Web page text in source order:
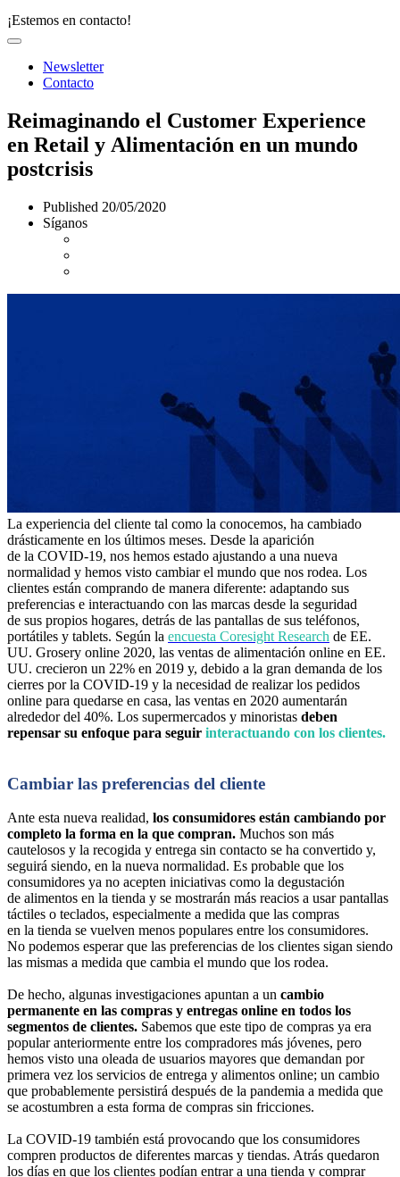
¡Estemos en contacto!
Newsletter
Contacto
Reimaginando el Customer Experience
en Retail y Alimentación en un mundo
postcrisis
Published 20/05/2020
Síganos
La experiencia del cliente tal como la conocemos, ha cambiado
drásticamente en los últimos meses. Desde la aparición
de la COVID-19, nos hemos estado ajustando a una nueva
normalidad y hemos visto cambiar el mundo que nos rodea. Los
clientes están comprando de manera diferente: adaptando sus
preferencias e interactuando con las marcas desde la seguridad
de sus propios hogares, detrás de las pantallas de sus teléfonos,
portátiles y tablets. Según la encuesta Coresight Research de EE.
UU. Grosery online 2020, las ventas de alimentación online en EE.
UU. crecieron un 22% en 2019 y, debido a la gran demanda de los
cierres por la COVID-19 y la necesidad de realizar los pedidos
online para quedarse en casa, las ventas en 2020 aumentarán
alrededor del 40%. Los supermercados y minoristas deben
repensar su enfoque para seguir interactuando con los clientes.
Cambiar las preferencias del cliente
Ante esta nueva realidad, los consumidores están cambiando por
completo la forma en la que compran. Muchos son más
cautelosos y la recogida y entrega sin contacto se ha convertido y,
seguirá siendo, en la nueva normalidad. Es probable que los
consumidores ya no acepten iniciativas como la degustación
de alimentos en la tienda y se mostrarán más reacios a usar pantallas
táctiles o teclados, especialmente a medida que las compras
en la tienda se vuelven menos populares entre los consumidores.
No podemos esperar que las preferencias de los clientes sigan siendo
las mismas a medida que cambia el mundo que los rodea.
De hecho, algunas investigaciones apuntan a un cambio
permanente en las compras y entregas online en todos los
segmentos de clientes. Sabemos que este tipo de compras ya era
popular anteriormente entre los compradores más jóvenes, pero
hemos visto una oleada de usuarios mayores que demandan por
primera vez los servicios de entrega y alimentos online; un cambio
que probablemente persistirá después de la pandemia a medida que
se acostumbren a esta forma de compras sin fricciones.
La COVID-19 también está provocando que los consumidores
compren productos de diferentes marcas y tiendas. Atrás quedaron
los días en que los clientes podían entrar a una tienda y comprar